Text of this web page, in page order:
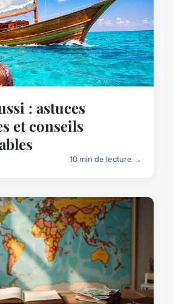
: astuces
et conseils
10 min de lecture →